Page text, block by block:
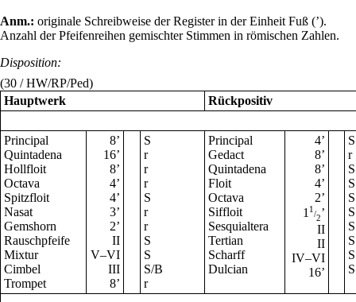
Anm.: originale Schreibweise der Register in der Einheit Fuß (’).
Anzahl der Pfeifenreihen gemischter Stimmen in römischen Zahlen.
Disposition:
(30 / HW/RP/Ped)
Hauptwerk
Rückpositiv
Principal
Quintadena
Hollfloit
Octava
Spitzfloit
Nasat
Gemshorn
Rauschpfeife
Mixtur
Cimbel
Trompet
8’
16’
8’
4’
4’
3’
2’
II
V–VI
III
8’
S
r
r
r
S
r
r
S
S
S/B
r
Principal
Gedact
Quintadena
Floit
Octava
Siffloit
Sesquialtera
Tertian
Scharff
Dulcian
4’
8’
8’
4’
2’
1 1
/2’
II
II
IV–VI
16’
S
r
S
S
S
S
S
S
S
S